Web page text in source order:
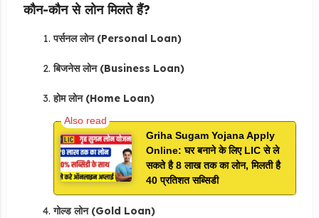
कौन-कौन से लोन मिलते हैं?
पर्सनल लोन (Personal Loan)
बिजनेस लोन (Business Loan)
होम लोन (Home Loan)
Griha Sugam Yojana Apply
Online: घर बनाने के लिए LIC से ले
सकते है 8 लाख तक का लोन, मिलती है
40 प्रतिशत सब्सिडी
गोल्ड लोन (Gold Loan)